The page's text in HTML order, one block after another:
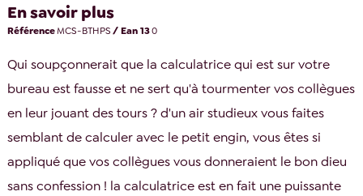
En savoir plus
RéférenceMCS-BTHPS / Ean 130
Qui soupçonnerait que la calculatrice qui est sur votre
bureau est fausse et ne sert qu'à tourmenter vos collègues
en leur jouant des tours ? d'un air studieux vous faites
semblant de calculer avec le petit engin, vous êtes si
appliqué que vos collègues vous donneraient le bon dieu
sans confession ! la calculatrice est en fait une puissante